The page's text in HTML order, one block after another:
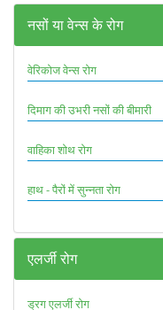
नसों या वेन्स के रोग
वेरिकोज वेन्स रोग
दिमाग की उभरी नसों की बीमारी
वाहिका शोथ रोग
हाथ - पैरों में सुन्नता रोग
एलर्जी रोग
ड्रग एलर्जी रोग